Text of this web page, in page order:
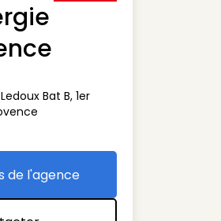
Bat B, 1er
les offres de l'agence
de l'agence